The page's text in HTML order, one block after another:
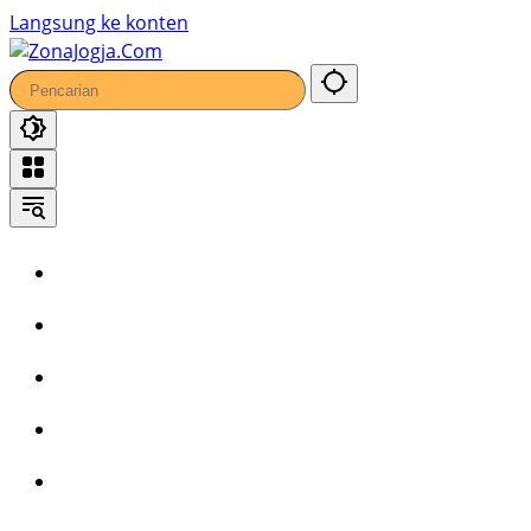
Langsung ke konten